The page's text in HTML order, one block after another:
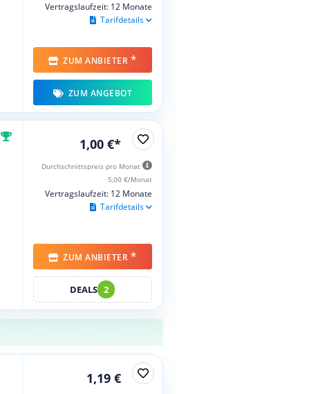
Vertragslaufzeit: 12 Monate
Tarifdetails
ZUM ANBIETER *
ZUM ANGEBOT
1,00 €*
Durchschnittspreis pro Monat
5,00 €/Monat
Vertragslaufzeit: 12 Monate
Tarifdetails
ZUM ANBIETER *
DEALS 2
1,19 €